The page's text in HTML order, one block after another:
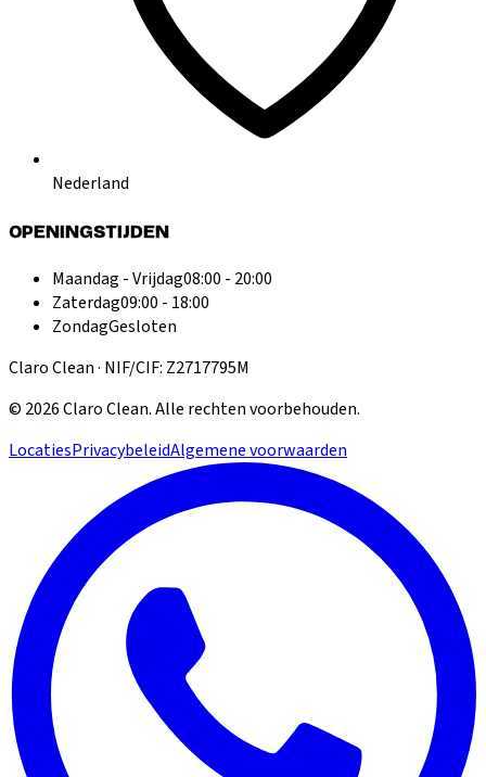
Nederland
OPENINGSTIJDEN
Maandag - Vrijdag08:00 - 20:00
Zaterdag09:00 - 18:00
ZondagGesloten
Claro Clean · NIF/CIF: Z2717795M
© 2026Claro Clean.Alle rechten voorbehouden.
LocatiesPrivacybeleidAlgemene voorwaarden